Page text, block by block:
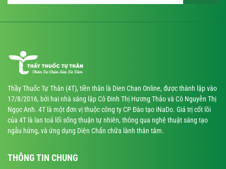
Thầy Thuốc Tự Thân (4T), tiền thân là Dien Chan Online, được thành lập vào
17/8/2016, bởi hai nhà sáng lập Cô Đinh Thị Hương Thảo và Cô Nguyễn Thị
Ngọc Anh. 4T là một đơn vị thuộc công ty CP Đào tạo iNaDo. Giá trị cốt lõi
của 4T là lan toả lối sống thuận tự nhiên, thông qua nghệ thuật sáng tạo
ngẫu hứng, và ứng dụng Diện Chẩn chữa lành thân tâm.
THÔNG TIN CHUNG